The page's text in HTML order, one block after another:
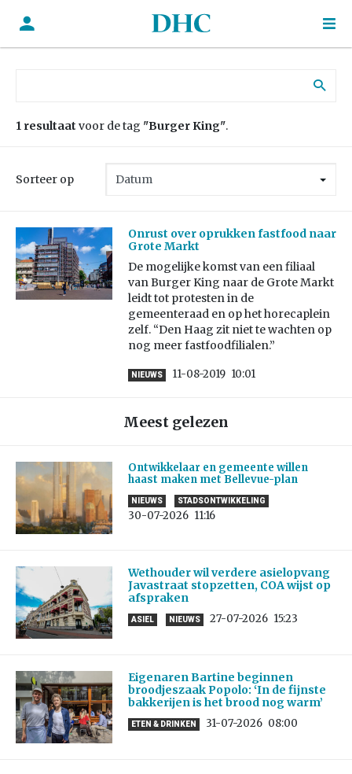
1 resultaat voor de tag "Burger King".
Sorteer op
Onrust over oprukken fastfood naar
Grote Markt
De mogelijke komst van een filiaal
van Burger King naar de Grote Markt
leidt tot protesten in de
gemeenteraad en op het horecaplein
zelf. “Den Haag zit niet te wachten op
nog meer fastfoodfilialen.”
NIEUWS 11-08-2019 10:01
Meest gelezen
Ontwikkelaar en gemeente willen
haast maken met Bellevue-plan
NIEUWS STADSONTWIKKELING
30-07-2026 11:16
Wethouder wil verdere asielopvang
Javastraat stopzetten, COA wijst op
afspraken
ASIEL NIEUWS 27-07-2026 15:23
Eigenaren Bartine beginnen
broodjeszaak Popolo: ‘In de fijnste
bakkerijen is het brood nog warm’
ETEN & DRINKEN 31-07-2026 08:00